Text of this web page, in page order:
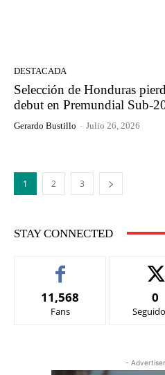
DESTACADA
Selección de Honduras
debut en Premundial Sub-
Gerardo Bustillo - Julio 26, 2026
1 2 3
STAY CONNECTED
11,568
Fans
0
-